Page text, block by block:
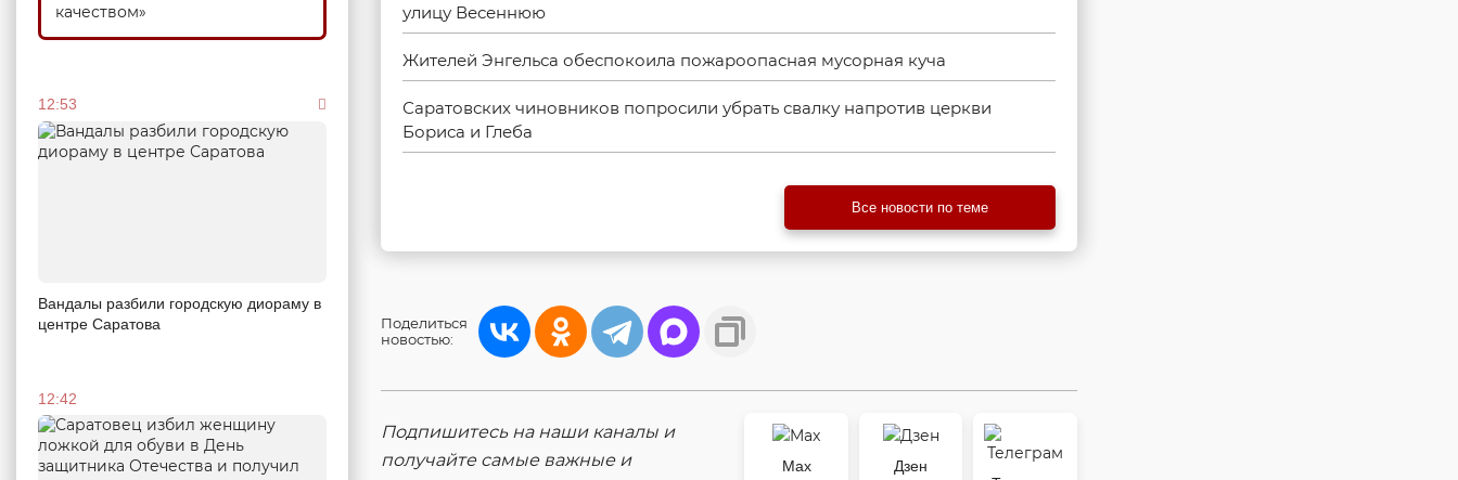
качеством»
12:53
Вандалы разбили городскую диораму в
центре Саратова
12:42
улицу Весеннюю
Жителей Энгельса обеспокоила пожароопасная мусорная куча
Саратовских чиновников попросили убрать свалку напротив церкви
Бориса и Глеба
Все новости по теме
Поделиться
новостью:
Подпишитесь на наши каналы и
получайте самые важные и
Max
Дзен